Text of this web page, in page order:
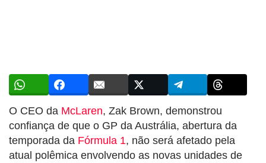
O CEO da McLaren, Zak Brown, demonstrou
confiança de que o GP da Austrália, abertura da
temporada da Fórmula 1, não será afetado pela
atual polêmica envolvendo as novas unidades de